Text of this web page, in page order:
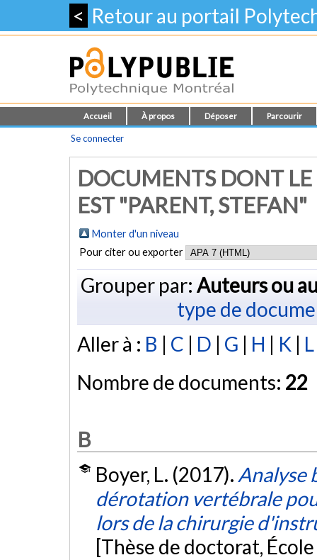
< Retour au portail
Accueil À propos Déposer Parcourir
Se connecter
DOCUMENTS DONT
EST "PARENT, STEFAN"
Monter d'un niveau
Pour citer ou exporter
Grouper par: Auteurs ou
type de
Aller à : B | C | D | G | H | K | L
Nombre de documents: 22
B
Boyer, L. (2017). Analyse
dérotation vertébrale
lors de la chirurgie
[Thèse de doctorat,